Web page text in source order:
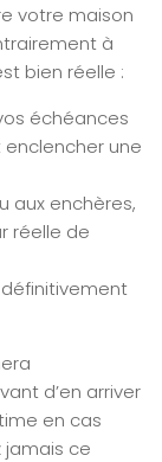
votre maison
à
bien réelle :
échéances
une
aux enchères,
réelle de
d’en arriver
en cas
jamais ce